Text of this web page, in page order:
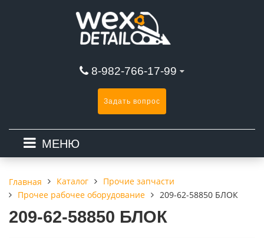
8-982-766-17-99
Задать вопрос
МЕНЮ
Главная Каталог
Прочие запчасти
Прочее рабочее оборудование
209-62-58850 БЛОК
209-62-58850 БЛОК